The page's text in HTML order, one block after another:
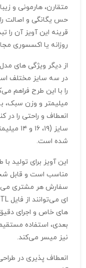
متقارن، هارمونی و
حس یگانگی و اصالت
قرینه این آویز آن را
روزانه یا اکسسوری
در سه سایز مختلف
میلیمتر و وزن سبک،
انعطاف و راحتی را در
سایز
شده است.
این آویز برای تولید با
مناسب است و قابل
سفارش هر مشتری
های خاص و اجرای
بعدی، استفاده
نیز میسر می‌کند.
انعطاف‌ پذیری در